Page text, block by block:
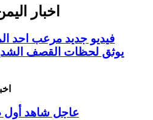
اخبار
فيديو جديد مرعب احد
يوثق لحظات القصف
عاجل شاهد أول